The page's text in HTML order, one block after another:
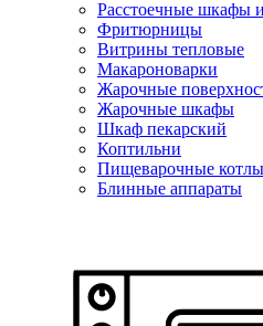
Расстоечные шкафы
Фритюрницы
Витрины тепловые
Макароноварки
Жарочные
Жарочные шкафы
Шкаф пекарский
Коптильни
Пищеварочные котлы
Блинные аппараты